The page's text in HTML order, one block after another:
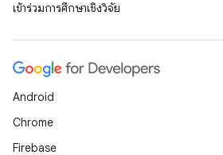
เข้าร่วมการศึกษาเชิงวิจัย
Android
Chrome
Firebase